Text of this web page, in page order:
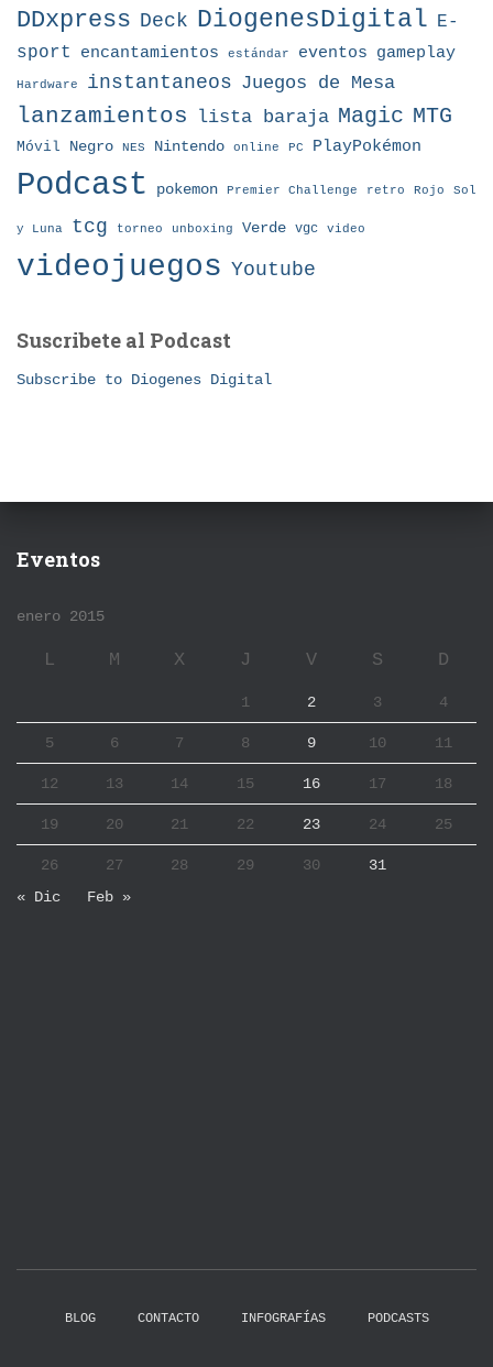
DDxpress Deck DiogenesDigital E-
sport
encantamientos estándar eventos gameplay
Hardware instantaneos Juegos de Mesa
lanzamientos lista baraja Magic MTG
Móvil Negro NES Nintendo online PC PlayPokémon
Podcast pokemon Premier Challenge retro Rojo Sol
y Luna tcg torneo unboxing Verde vgc video
videojuegos Youtube
Suscribete al Podcast
Subscribe to Diogenes Digital
Eventos
enero 2015
L M X J V S D
1 2 3 4
5 6 7 8 9 10 11
12 13 14 15 16 17 18
19 20 21 22 23 24 25
26 27 28 29 30
31
« Dic
Feb »
BLOG CONTACTO INFOGRAFÍAS PODCASTS